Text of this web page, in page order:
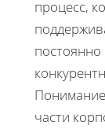
процесс,
части